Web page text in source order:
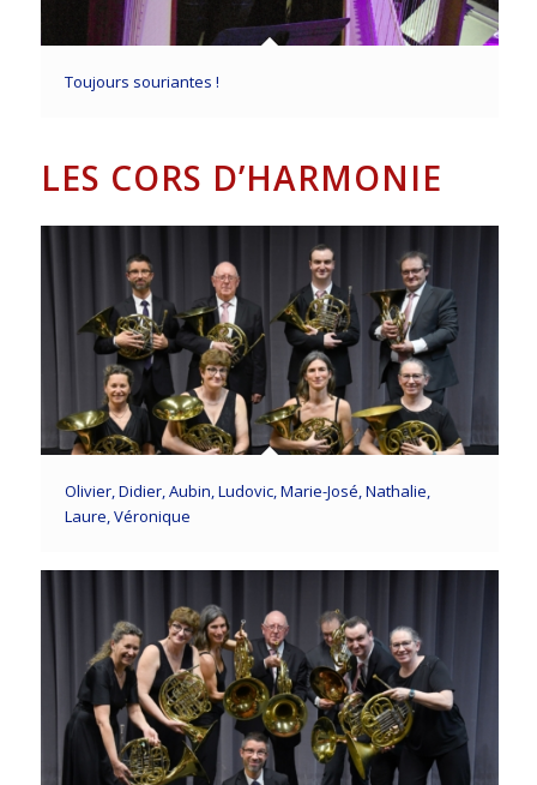
Toujours souriantes !
LES CORS D’HARMONIE
Olivier, Didier, Aubin, Ludovic, Marie-José, Nathalie,
Laure, Véronique